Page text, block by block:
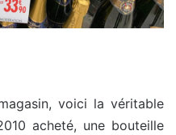
voici la véritable
acheté, une bouteille